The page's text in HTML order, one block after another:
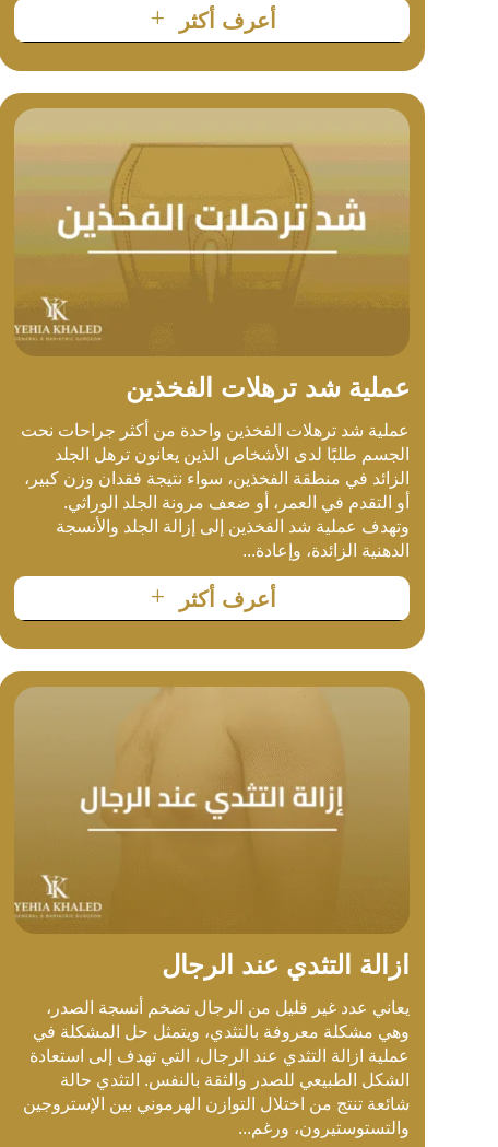
أعرف أكثر L
عملية شد ترهلات الفخذين
عملية شد ترهلات الفخذين واحدة من أكثر جراحات نحت
الجسم طلبًا لدى الأشخاص الذين يعانون ترهل الجلد
الزائد في منطقة الفخذين، سواء نتيجة فقدان وزن كبير،
أو التقدم في العمر، أو ضعف مرونة الجلد الوراثي.
وتهدف عملية شد الفخذين إلى إزالة الجلد والأنسجة
الدهنية الزائدة، وإعادة...
أعرف أكثر L
ازالة التثدي عند الرجال
يعاني عدد غير قليل من الرجال تضخم أنسجة الصدر،
وهي مشكلة معروفة بالتثدي، ويتمثل حل المشكلة في
عملية ازالة التثدي عند الرجال، التي تهدف إلى استعادة
الشكل الطبيعي للصدر والثقة بالنفس. التثدي حالة
شائعة تنتج من اختلال التوازن الهرموني بين الإستروجين
والتستوستيرون، ورغم...